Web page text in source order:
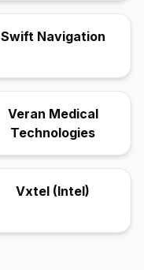
Swift Navigation
Veran Medical
Technologies
Vxtel (Intel)